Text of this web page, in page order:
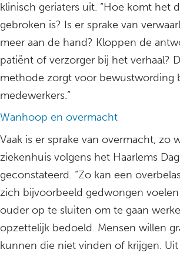
klinisch geriaters uit. “Hoe komt het
gebroken is? Is er sprake van
meer aan de hand? Kloppen de
patiënt of verzorger bij het verhaal?
methode zorgt voor bewustwording
medewerkers.”
Wanhoop en overmacht
Vaak is er sprake van overmacht, zo
ziekenhuis volgens het Haarlems
geconstateerd. “Zo kan een
zich bijvoorbeeld gedwongen
ouder op te sluiten om te gaan
opzettelijk bedoeld. Mensen willen
kunnen die niet vinden of krijgen.